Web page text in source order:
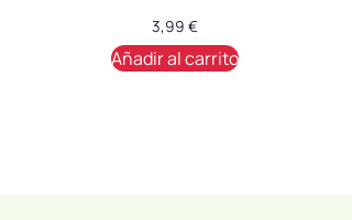
3,99 €
Añadir al carrito